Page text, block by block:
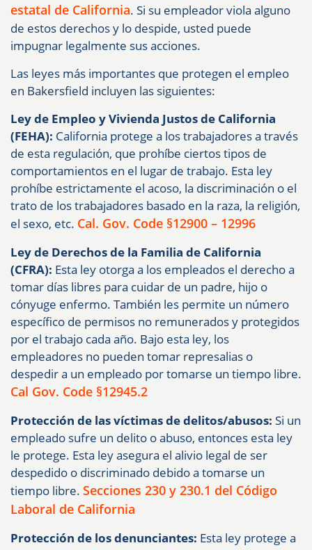
estatal de California. Si su empleador viola alguno
de estos derechos y lo despide, usted puede
impugnar legalmente sus acciones.
Las leyes más importantes que protegen el empleo
en Bakersfield incluyen las siguientes:
Ley de Empleo y Vivienda Justos de California
(FEHA): California protege a los trabajadores a través
de esta regulación, que prohíbe ciertos tipos de
comportamientos en el lugar de trabajo. Esta ley
prohíbe estrictamente el acoso, la discriminación o el
trato de los trabajadores basado en la raza, la religión,
el sexo, etc. Cal. Gov. Code §12900 – 12996
Ley de Derechos de la Familia de California
(CFRA): Esta ley otorga a los empleados el derecho a
tomar días libres para cuidar de un padre, hijo o
cónyuge enfermo. También les permite un número
específico de permisos no remunerados y protegidos
por el trabajo cada año. Bajo esta ley, los
empleadores no pueden tomar represalias o
despedir a un empleado por tomarse un tiempo libre.
Cal Gov. Code §12945.2
Protección de las víctimas de delitos/abusos: Si un
empleado sufre un delito o abuso, entonces esta ley
le protege. Esta ley asegura el alivio legal de ser
despedido o discriminado debido a tomarse un
tiempo libre. Secciones 230 y 230.1 del Código
Laboral de California
Protección de los denunciantes: Esta ley protege a